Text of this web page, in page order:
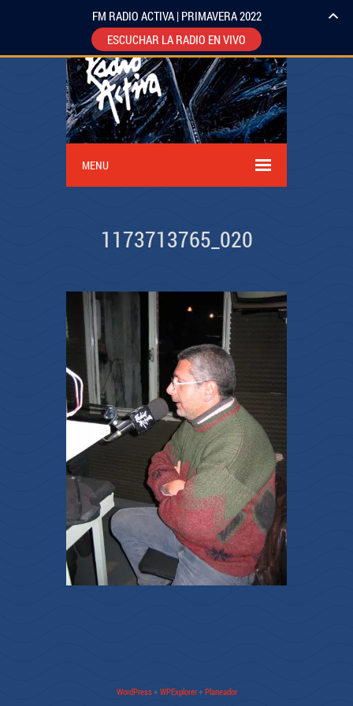
MENU
1173713765_020
WordPress+ WPExplorer+ Planeador
FM RADIO ACTIVA | PRIMAVERA 2022
ESCUCHAR LA RADIO EN VIVO